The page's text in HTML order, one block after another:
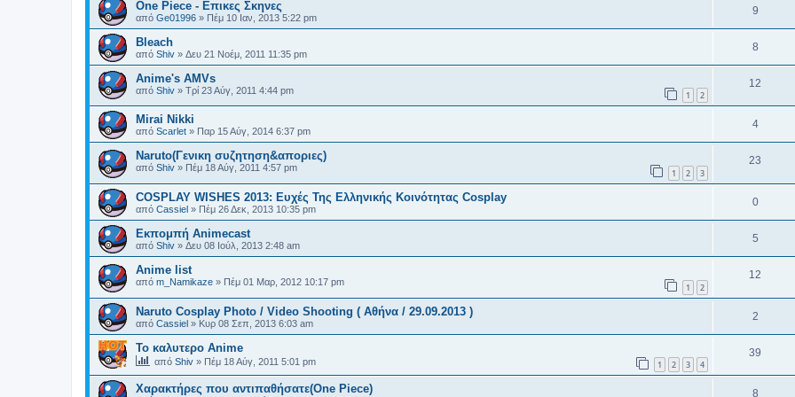
One Piece - Επικες Σκηνες
από Ge01996 » Πέμ 10 Ιαν, 2013 5:22 pm
9
Bleach
από Shiv » Δευ 21 Νοέμ, 2011 11:35 pm
8
Anime's AMVs
από Shiv » Τρί 23 Αύγ, 2011 4:44 pm 1 2
12
Mirai Nikki
από Scarlet » Παρ 15 Αύγ, 2014 6:37 pm
4
Naruto(Γενικη συζητηση&αποριες)
από Shiv » Πέμ 18 Αύγ, 2011 4:57 pm 1 2 3
23
COSPLAY WISHES 2013: Ευχές Της Ελληνικής Κοινότητας Cosplay
από Cassiel » Πέμ 26 Δεκ, 2013 10:35 pm
0
Εκπομπή Animecast
από Shiv » Δευ 08 Ιούλ, 2013 2:48 am
5
Anime list
από m_Namikaze » Πέμ 01 Μαρ, 2012 10:17 pm 1 2
12
Naruto Cosplay Photo / Video Shooting ( Αθήνα / 29.09.2013 )
από Cassiel » Κυρ 08 Σεπ, 2013 6:03 am
2
Το καλυτερο Anime
από Shiv » Πέμ 18 Αύγ, 2011 5:01 pm 1 2 3 4
39
Χαρακτήρες που αντιπαθήσατε(One Piece) 8